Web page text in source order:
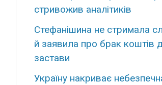
стривожив аналітиків
Стефанішина не стримала
й заявила про брак коштів
застави
Україну накриває